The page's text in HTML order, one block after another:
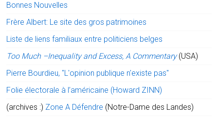
Bonnes Nouvelles
Frère Albert: Le site des gros patrimoines
Liste de liens familiaux entre politiciens belges
Too Much –Inequality and Excess, A Commentary (USA)
Pierre Bourdieu, "L'opinion publique n'existe pas"
Folie électorale à l’américaine (Howard ZINN)
(archives :) Zone A Défendre (Notre-Dame des Landes)